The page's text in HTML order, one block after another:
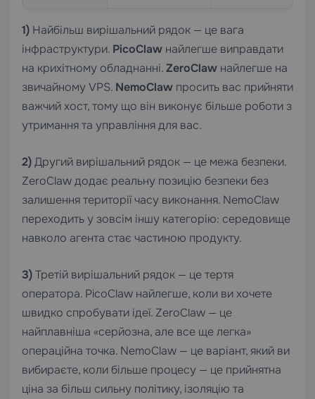
1) Найбільш вирішальний рядок — це вага
інфраструктури. PicoClaw найлегше виправдати
на крихітному обладнанні.ZeroClaw найлегше на
звичайному VPS. NemoClaw просить вас прийняти
важчий хост, тому що він виконує більше роботи з
утримання та управління для вас.
2)Другий вирішальний рядок — це межа безпеки.
ZeroClaw додає реальну позицію безпеки без
залишення території часу виконання. NemoClaw
переходить у зовсім іншу категорію: середовище
навколо агента стає частиною продукту.
3)Третій вирішальний рядок — це тертя
оператора. PicoClaw найлегше, коли ви хочете
швидко спробувати ідеї. ZeroClaw — це
найплавніша «серйозна, але все ще легка»
операційна точка. NemoClaw — це варіант, який ви
вибираєте, коли більше процесу — це прийнятна
ціна за більш сильну політику, ізоляцію та